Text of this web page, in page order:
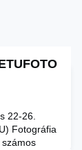
22-26.
Fotográfia